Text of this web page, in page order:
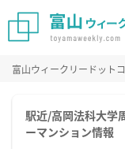
富山ウィークリードット
駅近/高岡法科大学
ーマンション情報